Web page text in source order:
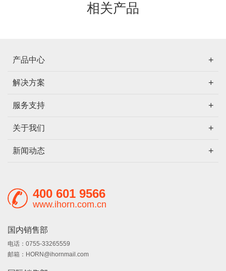
相关产品
产品中心
解决方案
服务支持
关于我们
新闻动态
400 601 9566
www.ihorn.com.cn
国内销售部
电话：0755-33265559
邮箱：HORN@ihornmail.com